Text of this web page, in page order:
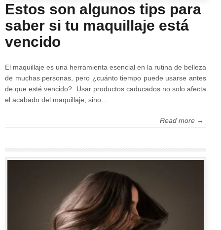
Estos son algunos tips para
saber si tu maquillaje está
vencido
El maquillaje es una herramienta esencial en la rutina de belleza
de muchas personas, pero ¿cuánto tiempo puede usarse antes
de que esté vencido? Usar productos caducados no solo afecta
el acabado del maquillaje, sino…
Read more →